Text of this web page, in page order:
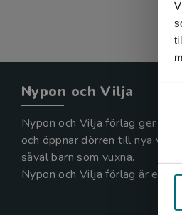
Nypon och Vilja
Nypon och Vilja förlag ger ut
och öppnar dörren till nya
såväl barn som vuxna.
Nypon och Vilja förlag är en